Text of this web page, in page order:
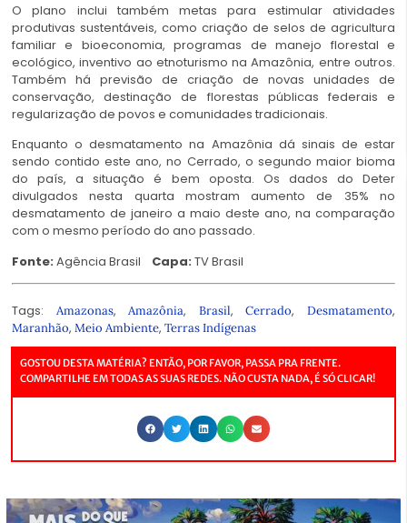
O plano inclui também metas para estimular atividades
produtivas sustentáveis, como criação de selos de agricultura
familiar e bioeconomia, programas de manejo florestal e
ecológico, inventivo ao etnoturismo na Amazônia, entre outros.
Também há previsão de criação de novas unidades de
conservação, destinação de florestas públicas federais e
regularização de povos e comunidades tradicionais.
Enquanto o desmatamento na Amazônia dá sinais de estar
sendo contido este ano, no Cerrado, o segundo maior bioma
do país, a situação é bem oposta. Os dados do Deter
divulgados nesta quarta mostram aumento de 35% no
desmatamento de janeiro a maio deste ano, na comparação
com o mesmo período do ano passado.
Fonte: Agência Brasil Capa: TV Brasil
Tags: Amazonas,Amazônia, Brasil,Cerrado,Desmatamento,
Maranhão, Meio Ambiente, Terras Indígenas
GOSTOU DESTA MATÉRIA? ENTÃO, POR FAVOR, PASSA PRA FRENTE.
COMPARTILHE EM TODAS AS SUAS REDES. NÃO CUSTA NADA, É SÓ CLICAR!